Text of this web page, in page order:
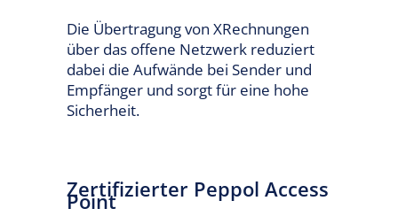
Die Übertragung von XRechnungen
über das offene Netzwerk reduziert
dabei die Aufwände bei Sender und
Empfänger und sorgt für eine hohe
Sicherheit.
Zertifizierter Peppol Access
Point